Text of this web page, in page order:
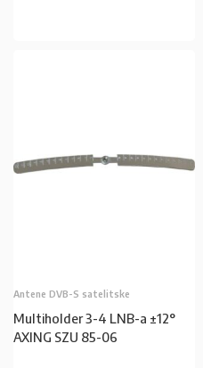
Antene DVB-S satelitske
Multiholder 3-4 LNB-a ±12°
AXING SZU 85-06